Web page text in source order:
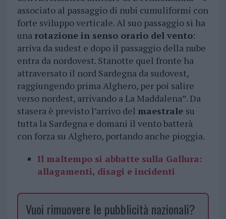
associato al passaggio di nubi cumuliformi con
forte sviluppo verticale. Al suo passaggio si ha
una rotazione in senso orario del vento:
arriva da sudest e dopo il passaggio della nube
entra da nordovest. Stanotte quel fronte ha
attraversato il nord Sardegna da sudovest,
raggiungendo prima Alghero, per poi salire
verso nordest, arrivando a La Maddalena”. Da
stasera è previsto l’arrivo del maestrale su
tutta la Sardegna e domani il vento batterà
con forza su Alghero, portando anche pioggia.
Il maltempo si abbatte sulla Gallura:
allagamenti, disagi e incidenti
Vuoi rimuovere le pubblicità nazionali?